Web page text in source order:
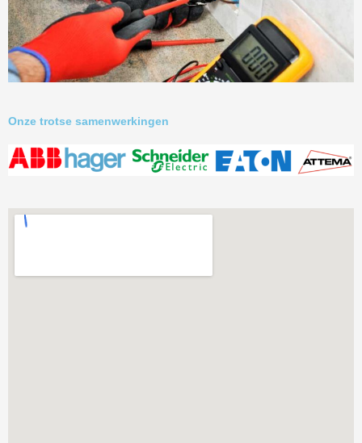
Onze trotse samenwerkingen